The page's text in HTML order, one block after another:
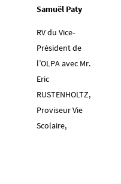
Samuël Paty
RV du Vice-
Président de
l’OLPA avec Mr.
Eric
RUSTENHOLTZ,
Proviseur Vie
Scolaire,